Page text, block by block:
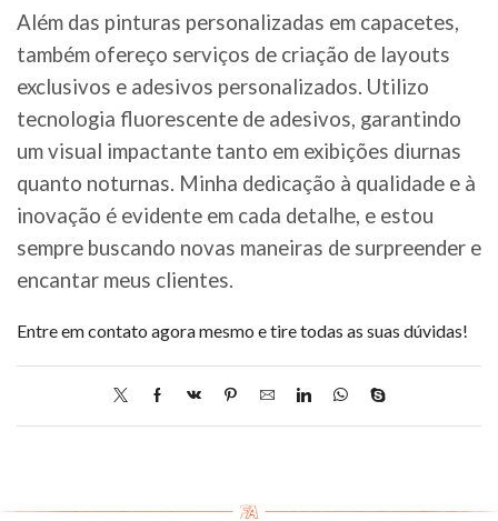
Além das pinturas personalizadas em capacetes,
também ofereço serviços de criação de layouts
exclusivos e adesivos personalizados. Utilizo
tecnologia fluorescente de adesivos, garantindo
um visual impactante tanto em exibições diurnas
quanto noturnas. Minha dedicação à qualidade e à
inovação é evidente em cada detalhe, e estou
sempre buscando novas maneiras de surpreender e
encantar meus clientes.
Entre em contato agora mesmo e tire todas as suas dúvidas!